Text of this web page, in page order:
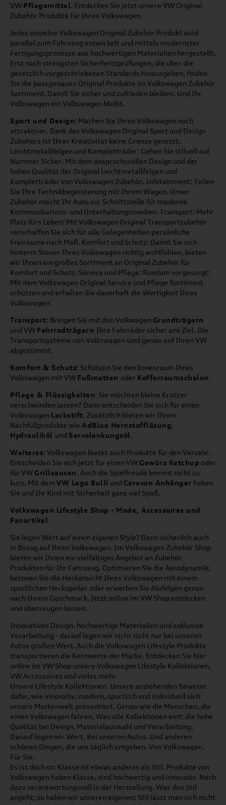
VW Pflegemittel. Entdecken Sie jetzt unsere VW Original
Zubehör Produkte für Ihren Volkswagen.
Jedes einzelne Volkswagen Original Zubehör Produkt wird
parallel zum Fahrzeug entwickelt und mittels modernster
Fertigungsprozesse aus hochwertigen Materialien hergestellt.
Erst nach strengsten Sicherheitsprüfungen, die über die
gesetzlich vorgeschriebenen Standards hinausgehen, finden
Sie die passgenauen Original Produkte im Volkswagen Zubehör
Sortiment. Damit Sie sicher und zufrieden bleiben. Und Ihr
Volkswagen ein Volkswagen bleibt.
Sport und Design: Machen Sie Ihren Volkswagen noch
attraktiver. Dank des Volkswagen Original Sport und Design
Zubehörs ist Ihrer Kreativität keine Grenze gesetzt.
Leichtmetallfelgen und Kompletträder: Gehen Sie stilvoll auf
Nummer Sicher. Mit dem anspruchsvollen Design und der
hohen Qualität der Original Leichtmetallfelgen und
Kompletträder von Volkswagen Zubehör. Infotainment: Teilen
Sie Ihre Technikbegeisterung mit Ihrem Wagen. Unser
Zubehör macht Ihr Auto zur Schnittstelle für moderne
Kommunikations- und Unterhaltungsmedien. Transport: Mehr
Platz fürs Leben: Mit Volkswagen Original Transportzubehör
verschaffen Sie sich für alle Gelegenheiten persönliche
Freiräume nach Maß. Komfort und Schutz: Damit Sie sich
hinterm Steuer Ihres Volkswagen richtig wohlfühlen, bieten
wir Ihnen ein großes Sortiment an Original Zubehör für
Komfort und Schutz. Service und Pflege: Rundum vorgesorgt:
Mit dem Volkswagen Original Service und Pflege Sortiment
schützen und erhalten Sie dauerhaft die Wertigkeit Ihres
Volkswagen.
Transport: Bringen Sie mit den Volkwagen Grundträgern
und VW Fahrradträgern Ihre Fahrräder sicher ans Ziel. Die
Transportsysteme von Volkswagen sind genau auf Ihren VW
abgestimmt.
Komfort & Schutz: Schützen Sie den Innenraum Ihres
Volkswagen mit VW Fußmatten oder Kofferraumschalen.
Pflege & Flüssigkeiten: Sie möchten kleine Kratzer
verschwinden lassen? Dann entscheiden Sie sich für einen
Volkswagen Lackstift. Zusätzlich bieten wir Ihnen
Nachfüllprodukte wie AdBlue Harnstofflösung,
Hydrauliköl und Servolenkungsöl.
Weiteres: Volkswagen bietet auch Produkte für den Verzehr.
Entscheiden Sie sich jetzt für einen VW Gewürz Ketchup oder
für VW Grillsaucen. Auch die Spielfreude kommt nicht zu
kurz. Mit dem VW Lego Bulli und Caravan Anhänger haben
Sie und Ihr Kind mit Sicherheit ganz viel Spaß.
Volkswagen Lifestyle Shop - Mode, Accessoires und
Fanartikel
Sie legen Wert auf einen eigenen Style? Dann sicherlich auch
in Bezug auf Ihren Volkswagen. Im Volkswagen Zubehör Shop
bieten wir Ihnen ein vielfältiges Angebot an Zubehör
Produkten für Ihr Fahrzeug. Optimieren Sie die Aerodynamik,
betonen Sie die Heckansicht Ihres Volkswagen mit einem
sportlichen Heckspoiler oder erwerben Sie Alufelgen genau
nach Ihrem Geschmack. Jetzt online im VW Shop entdecken
und überzeugen lassen.
Innovatives Design, hochwertige Materialien und exklusive
Verarbeitung - darauf legen wir nicht nicht nur bei unseren
Autos großen Wert. Auch die Volkswagen Lifestyle Produkte
transportieren die Kernwerte der Marke. Entdecken Sie hier
online im VW Shop unsere Volkswagen Lifestyle Kollektionen,
VW Accessoires und vieles mehr.
Unsere Lifestyle Kollektionen. Unsere anziehenden Beweise
dafür, wie innovativ, modern, sportlich und individuell sich
unsere Markenwelt präsentiert. Genau wie die Menschen, die
einen Volkswagen fahren. Was alle Kollektionen eint: die hohe
Qualität bei Design, Materialauswahl und Verarbeitung.
Darauf legen wir Wert. Bei unseren Autos. Und anderen
schönen Dingen, die uns täglich umgeben. Von Volkswagen.
Für Sie.
Es ist doch so: Klasse ist etwas anderes als Stil. Produkte von
Volkswagen haben Klasse, sind hochwertig und innovativ. Noch
dazu verantwortungsvoll in der Herstellung. Was den Stil
angeht, so haben wir unseren eigenen; Stil lässt man sich nicht